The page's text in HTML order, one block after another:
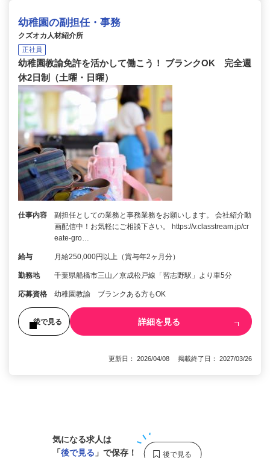
幼稚園の副担任・事務
クズオカ人材紹介所
正社員
幼稚園教諭免許を活かして働こう！ ブランクOK 完全週
休2日制（土曜・日曜）
仕事内容
副担任としての業務と事務業務をお願いします。 会社紹介動
画配信中！お気軽にご相談下さい。 https://v.classtream.jp/cr
eate-gro…
給与 月給250,000円以上（賞与年2ヶ月分）
勤務地 千葉県船橋市三山／京成松戸線「習志野駅」より車5分
応募資格 幼稚園教諭 ブランクある方もOK
後で見る 詳細を見る
更新日： 2026/04/08 掲載終了日： 2027/03/26
気になる求人は
「後で見る 」で保存！